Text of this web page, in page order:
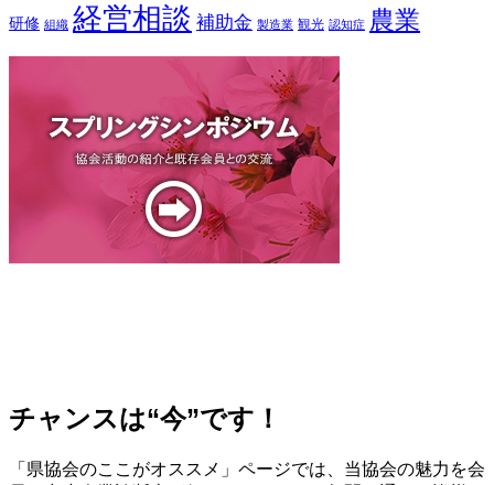
研修 組織 経営相談 補助金 製造業 観光 認知症 農業
チャンスは“今”です！
「県協会のここがオススメ」ページでは、当協会の魅力を会